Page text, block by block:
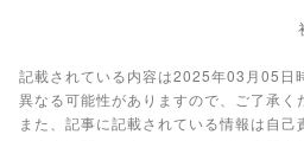
記載されている内容は2025年03月05日
異なる可能性がありますので、ご了承く
また、記事に記載されている情報は自